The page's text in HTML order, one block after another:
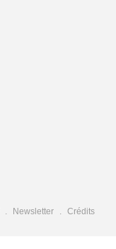
Newsletter Crédits